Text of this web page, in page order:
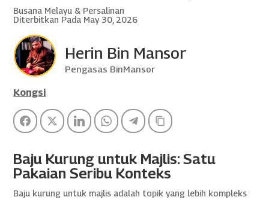
Busana Melayu & Persalinan
Diterbitkan Pada May 30, 2026
Herin Bin Mansor
Pengasas BinMansor
Kongsi
FacebookTwitter LinkedInWhatsAppTelegramCopy Link
Baju Kurung untuk Majlis: Satu
Pakaian Seribu Konteks
Baju kurung untuk majlis adalah topik yang lebih kompleks